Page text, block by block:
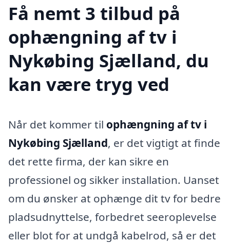
Få nemt 3 tilbud på
ophængning af tv i
Nykøbing Sjælland, du
kan være tryg ved
Når det kommer til ophængning af tv i
Nykøbing Sjælland, er det vigtigt at finde
det rette firma, der kan sikre en
professionel og sikker installation. Uanset
om du ønsker at ophænge dit tv for bedre
pladsudnyttelse, forbedret seeroplevelse
eller blot for at undgå kabelrod, så er det